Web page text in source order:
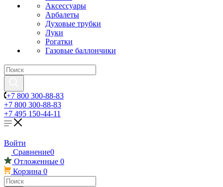
Аксессуары
Арбалеты
Духовые трубки
Луки
Рогатки
Газовые баллончики
+7 800 300-88-83
+7 800 300-88-83
+7 495 150-44-11
Войти
Сравнение0
Отложенные 0
Корзина 0